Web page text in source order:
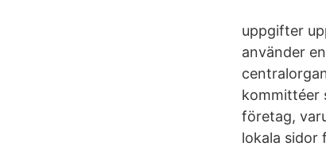
uppgifter
använder
kommittéer
företag,
lokala sidor